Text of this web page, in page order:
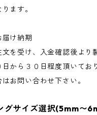
ます。
け納期
文を受け、入金確認後より
日から３０日程度頂いてお
お問い合わせ下さい。
グサイズ選択(5mm〜